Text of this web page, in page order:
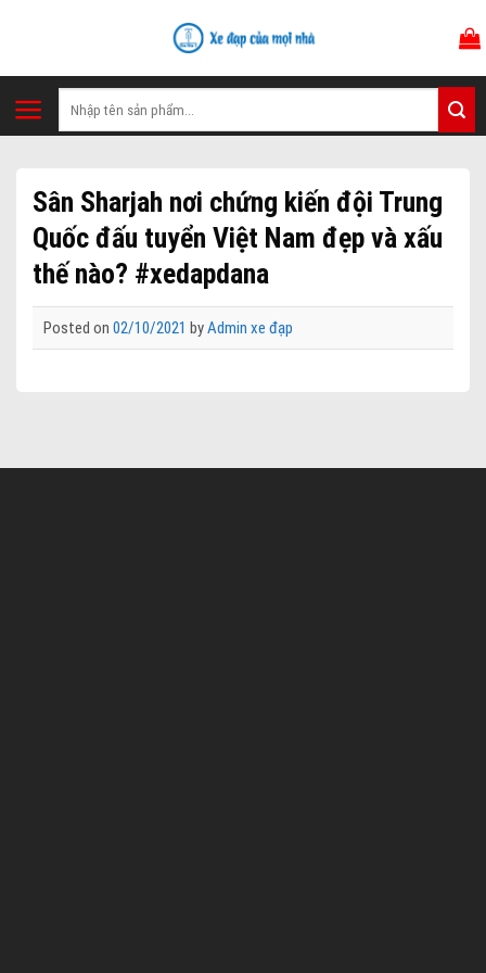
Tìm
kiếm:
Sân Sharjah nơi chứng kiến đội Trung
Quốc đấu tuyển Việt Nam đẹp và xấu
thế nào? #xedapdana
Posted on 02/10/2021 byAdmin xe đạp